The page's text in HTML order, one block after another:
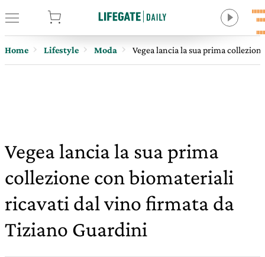
Home Lifestyle Moda Vegea lancia la sua prima
Vegea lancia la sua prima
collezione con biomateriali
ricavati dal vino firmata da
Tiziano Guardini